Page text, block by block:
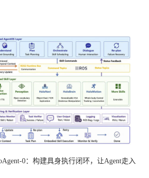
0：构建具身执行闭环，让Agent走入